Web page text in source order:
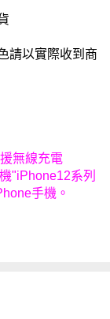
請以實際收到商
無線充電
"iPhone12系列
手機。